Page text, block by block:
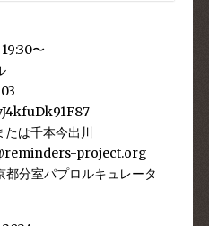
〜
は千本今出川
project.org
分室パプロルキュレータ